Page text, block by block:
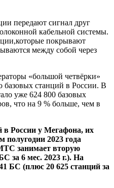
передают сигнал друг
кабельной системы.
покрывают
между собой через
«большой четвёрки»
базовых станций в России. В
уже 624 800 базовых
что на 9 % больше, чем в
в России у Мегафона, их
полугодии 2023 года
занимает вторую
за 6 мес. 2023 г.). На
БС (плюс 20 625 станций за